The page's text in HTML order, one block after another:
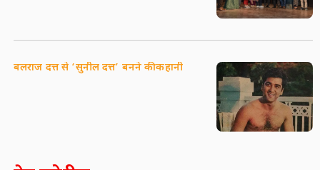
बलराज दत्त से ‘सुनील दत्त’ बनने की कहानी